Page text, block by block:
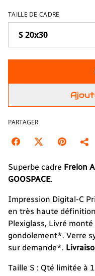
TAILLE DE CADRE
PARTAGER
Superbe cadre Frelon
GOOSPACE.
Impression Digital-C
en très haute
Plexiglass, Livré
gondolement*. Verre
sur demande*.
Taille S : Qté limitée à